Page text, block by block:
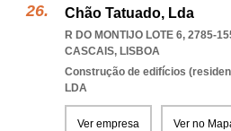
Chão Tatuado, Lda
R DO MONTIJO LOTE 6, 2785-
CASCAIS, LISBOA
Construção de edifícios
LDA
Ver empresa Ver no